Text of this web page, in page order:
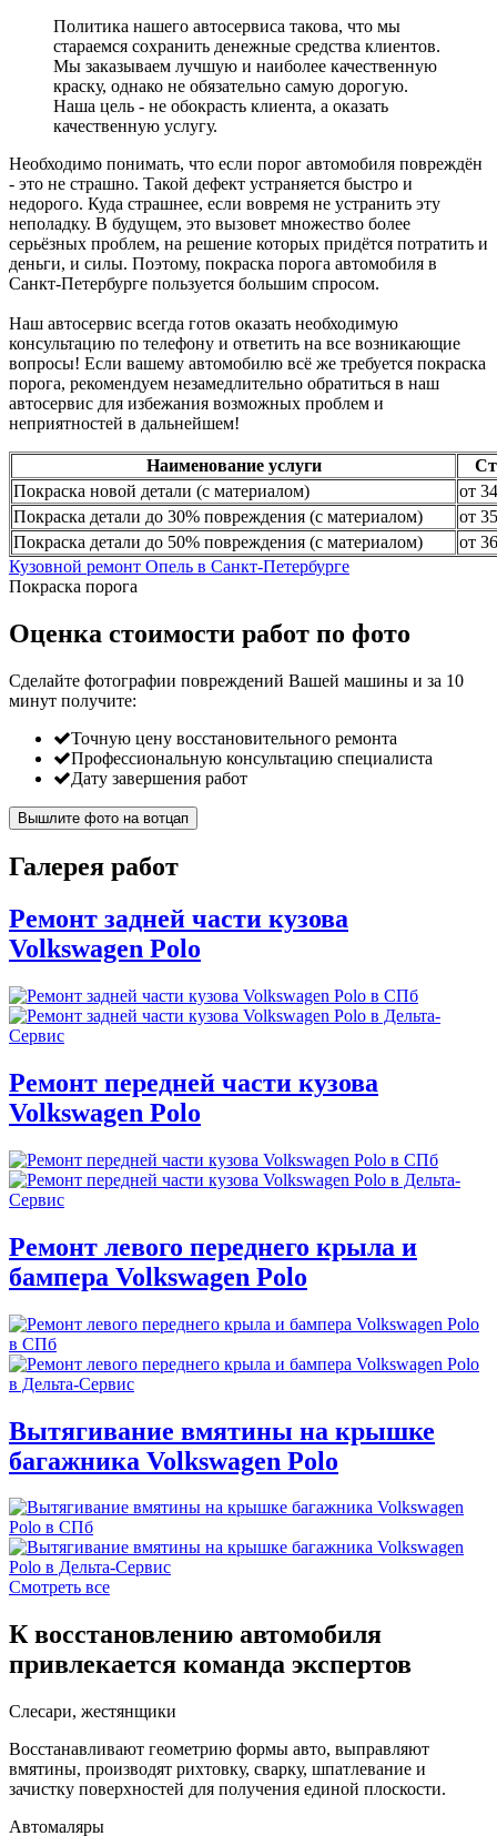
Политика нашего автосервиса такова, что мы
стараемся сохранить денежные средства клиентов.
Мы заказываем лучшую и наиболее качественную
краску, однако не обязательно самую дорогую.
Наша цель - не обокрасть клиента, а оказать
качественную услугу.
Необходимо понимать, что если порог автомобиля повреждён
- это не страшно. Такой дефект устраняется быстро и
недорого. Куда страшнее, если вовремя не устранить эту
неполадку. В будущем, это вызовет множество более
серьёзных проблем, на решение которых придётся потратить и
деньги, и силы. Поэтому, покраска порога автомобиля в
Санкт-Петербурге пользуется большим спросом.
Наш автосервис всегда готов оказать необходимую
консультацию по телефону и ответить на все возникающие
вопросы! Если вашему автомобилю всё же требуется покраска
порога, рекомендуем незамедлительно обратиться в наш
автосервис для избежания возможных проблем и
неприятностей в дальнейшем!
Наименование услуги
Покраска новой детали (с материалом)
от
Покраска детали до 30% повреждения (с материалом)
от
Покраска детали до 50% повреждения (с материалом)
от
Кузовной ремонт Опель в Санкт-Петербурге
Покраска порога
Оценка стоимости работ по фото
Сделайте фотографии повреждений Вашей машины и за 10
минут получите:
Точную цену восстановительного ремонта
Профессиональную консультацию специалиста
Дату завершения работ
Вышлите фото на вотцап
Галерея работ
Ремонт задней части кузова
Volkswagen Polo
Ремонт передней части кузова
Volkswagen Polo
Ремонт левого переднего крыла и
бампера Volkswagen Polo
Вытягивание вмятины на крышке
багажника Volkswagen Polo
Смотреть все
К восстановлению автомобиля
привлекается команда экспертов
Слесари, жестянщики
Восстанавливают геометрию формы авто, выправляют
вмятины, производят рихтовку, сварку, шпатлевание и
зачистку поверхностей для получения единой плоскости.
Автомаляры